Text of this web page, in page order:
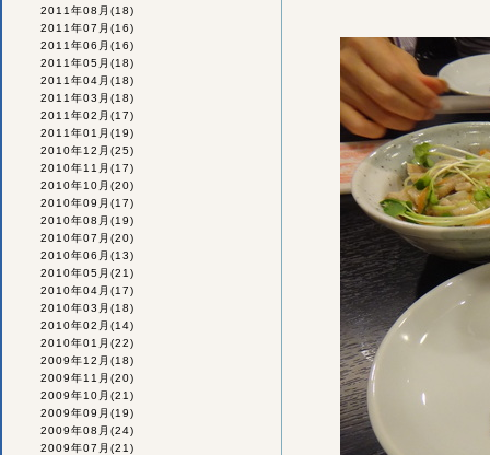
2011年08月 (18)
2011年07月 (16)
2011年06月 (16)
2011年05月 (18)
2011年04月 (18)
2011年03月 (18)
2011年02月 (17)
2011年01月 (19)
2010年12月 (25)
2010年11月 (17)
2010年10月 (20)
2010年09月 (17)
2010年08月 (19)
2010年07月 (20)
2010年06月 (13)
2010年05月 (21)
2010年04月 (17)
2010年03月 (18)
2010年02月 (14)
2010年01月 (22)
2009年12月 (18)
2009年11月 (20)
2009年10月 (21)
2009年09月 (19)
2009年08月 (24)
2009年07月 (21)